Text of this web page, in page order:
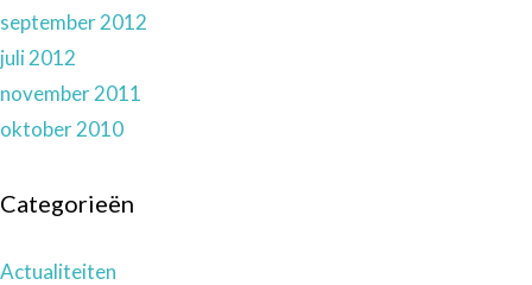
september 2012
juli 2012
november 2011
oktober 2010
Categorieën
Actualiteiten